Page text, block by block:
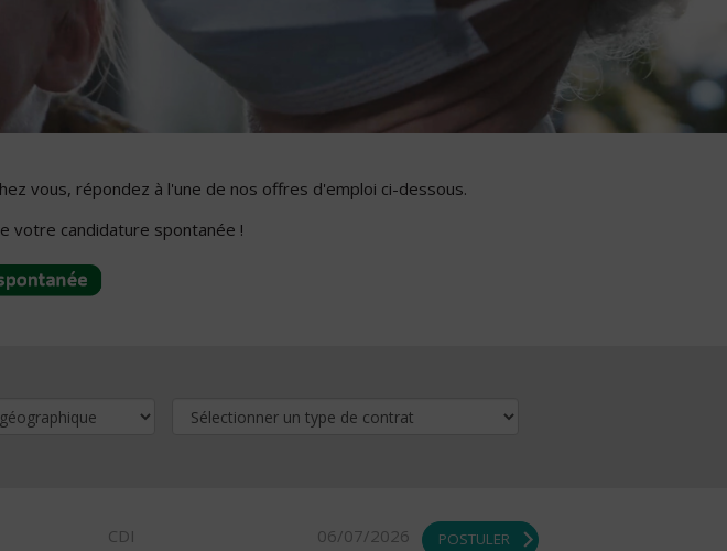
vous, répondez à l'une de nos offres d'emploi ci-dessous.
votre candidature spontanée !
CDI 06/07/2026 POSTULER